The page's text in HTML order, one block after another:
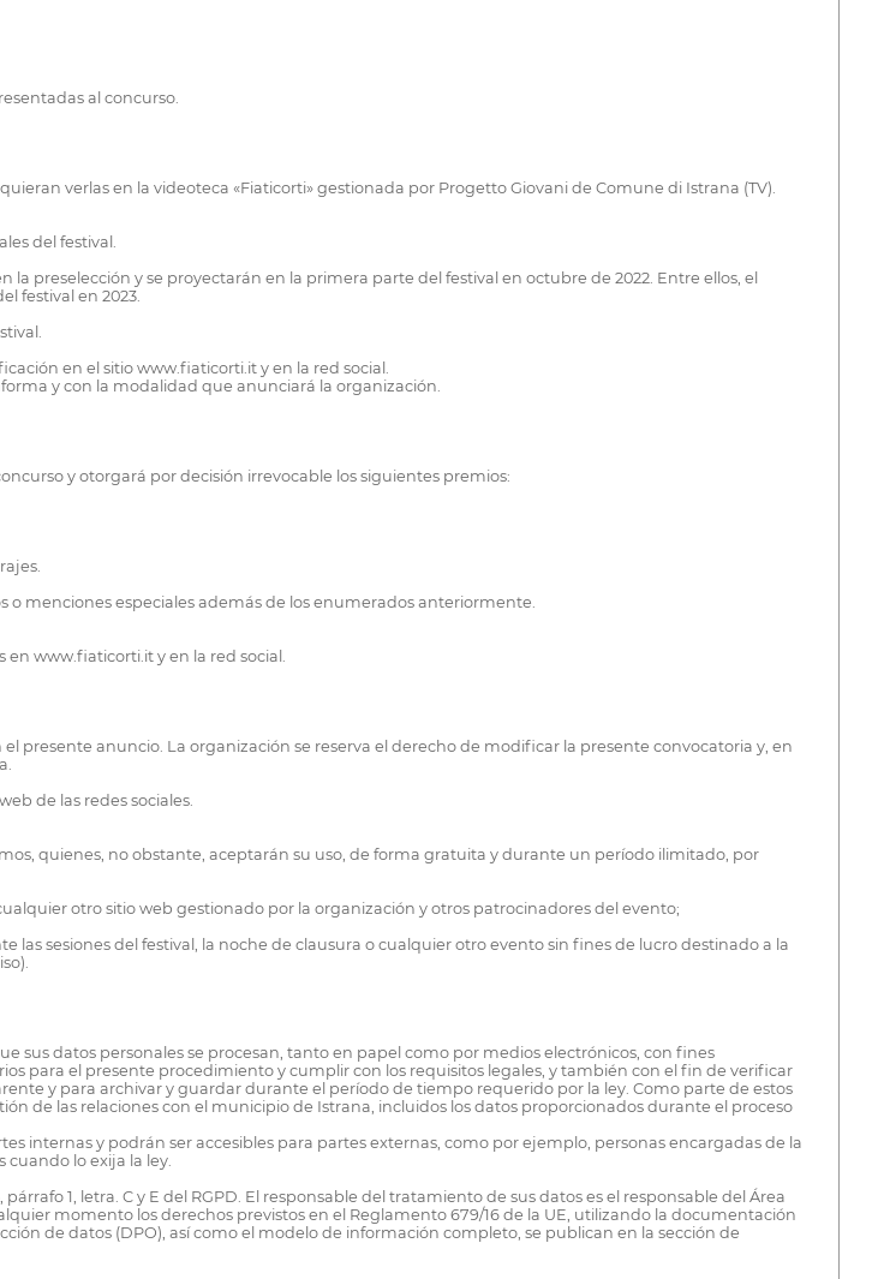
al concurso.
verlas en la videoteca «Fiaticorti» gestionada por Progetto Giovani de Comune di Istrana (TV).
del festival.
preselección y se proyectarán en la primera parte del festival en octubre de 2022. Entre ellos, el
festival en 2023.
en el sitio www.fiaticorti.it y en la red social.
y con la modalidad que anunciará la organización.
y otorgará por decisión irrevocable los siguientes premios:
menciones especiales además de los enumerados anteriormente.
www.fiaticorti.it y en la red social.
presente anuncio. La organización se reserva el derecho de modificar la presente convocatoria y, en
de las redes sociales.
quienes, no obstante, aceptarán su uso, de forma gratuita y durante un período ilimitado, por
otro sitio web gestionado por la organización y otros patrocinadores del evento;
sesiones del festival, la noche de clausura o cualquier otro evento sin fines de lucro destinado a la
sus datos personales se procesan, tanto en papel como por medios electrónicos, con fines
para el presente procedimiento y cumplir con los requisitos legales, y también con el fin de verificar
y para archivar y guardar durante el período de tiempo requerido por la ley. Como parte de estos
de las relaciones con el municipio de Istrana, incluidos los datos proporcionados durante el proceso
internas y podrán ser accesibles para partes externas, como por ejemplo, personas encargadas de la
lo exija la ley.
1, letra. C y E del RGPD. El responsable del tratamiento de sus datos es el responsable del Área
momento los derechos previstos en el Reglamento 679/16 de la UE, utilizando la documentación
de datos (DPO), así como el modelo de información completo, se publican en la sección de